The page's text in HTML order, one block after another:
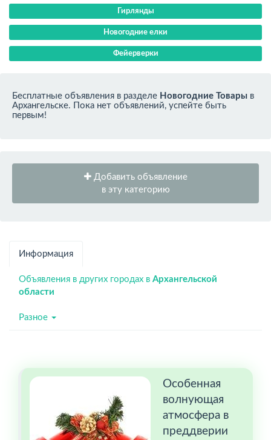
Гирлянды
Новогодние елки
Фейерверки
Бесплатные объявления в разделе Новогодние Товары в
Архангельске. Пока нет объявлений, успейте быть
первым!
Добавить объявление
в эту категорию
Информация
Объявления в других городах в Архангельской
области
Разное
Особенная
волнующая
атмосфера в
преддверии